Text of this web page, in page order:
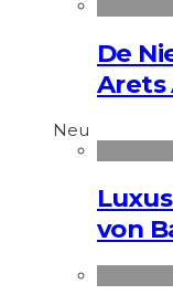
De
Arets
Neu
von